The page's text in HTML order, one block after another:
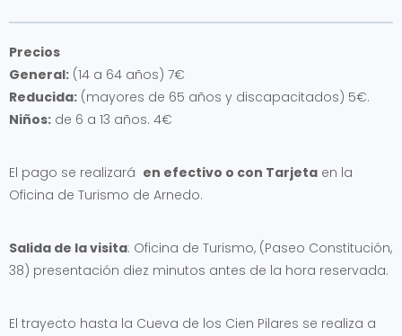
Precios
General: (14 a 64 años) 7€
Reducida: (mayores de 65 años y discapacitados) 5€.
Niños: de 6 a 13 años. 4€
El pago se realizará en efectivo o con Tarjeta en la
Oficina de Turismo de Arnedo.
Salida de la visita: Oficina de Turismo, (Paseo Constitución,
38) presentación diez minutos antes de la hora reservada.
El trayecto hasta la Cueva de los Cien Pilares se realiza a